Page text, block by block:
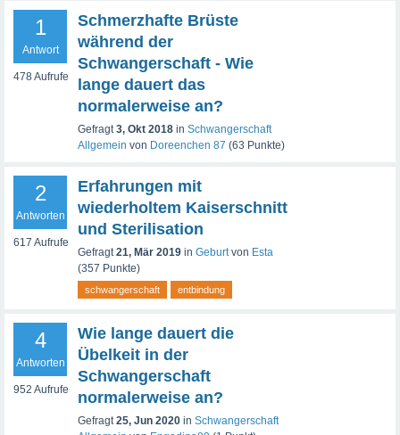
1
Antwort
478 Aufrufe
Schmerzhafte Brüste
während der
Schwangerschaft - Wie
lange dauert das
normalerweise an?
Gefragt 3, Okt 2018 in Schwangerschaft
Allgemein von Doreenchen 87 (63 Punkte)
2
Antworten
617 Aufrufe
Erfahrungen mit
wiederholtem Kaiserschnitt
und Sterilisation
Gefragt 21, Mär 2019 in Geburt von Esta
(357 Punkte)
schwangerschaft entbindung
4
Antworten
952 Aufrufe
Wie lange dauert die
Übelkeit in der
Schwangerschaft
normalerweise an?
Gefragt 25, Jun 2020 in Schwangerschaft